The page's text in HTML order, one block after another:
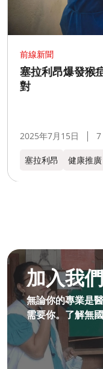
前線新聞
塞拉利昂爆發猴
對
2025年7月15日 7
塞拉利昂 健康推廣
加入我們
無論你的專業是
需要你。了解無
成為無國界無援人員​